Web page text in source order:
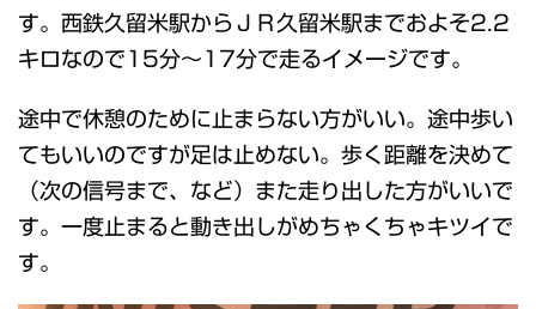
す。西鉄久留米駅からＪＲ久留米駅までおよそ2.2
キロなので15分～17分で走るイメージです。
途中で休憩のために止まらない方がいい。途中歩い
てもいいのですが足は止めない。歩く距離を決めて
（次の信号まで、など）また走り出した方がいいで
す。一度止まると動き出しがめちゃくちゃキツイで
す。